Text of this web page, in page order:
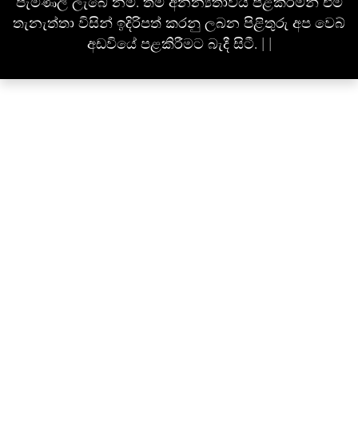
තැනැත්තා විසින් ඉදිරිපත් කරනු ලබන පිළිතුරු අප වෙබ්
අඩවියේ පළකිරීමට බැදී සිටී. | |